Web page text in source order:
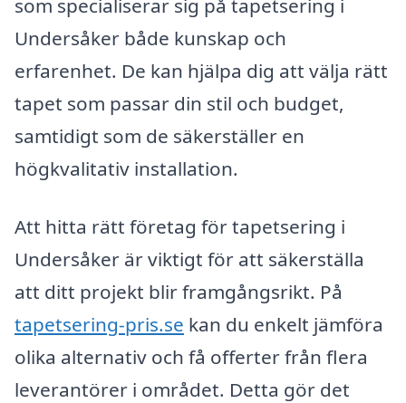
som specialiserar sig på tapetsering i
Undersåker både kunskap och
erfarenhet. De kan hjälpa dig att välja rätt
tapet som passar din stil och budget,
samtidigt som de säkerställer en
högkvalitativ installation.
Att hitta rätt företag för tapetsering i
Undersåker är viktigt för att säkerställa
att ditt projekt blir framgångsrikt. På
tapetsering-pris.se kan du enkelt jämföra
olika alternativ och få offerter från flera
leverantörer i området. Detta gör det